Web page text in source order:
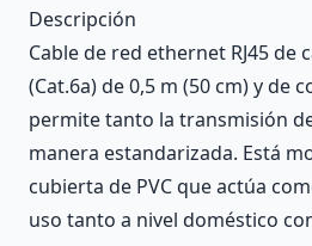
Descripción
Cable de red ethernet RJ45 de
(Cat.6a) de 0,5 m (50 cm) y de
permite tanto la transmisión
manera estandarizada. Está
cubierta de PVC que actúa
uso tanto a nivel doméstico